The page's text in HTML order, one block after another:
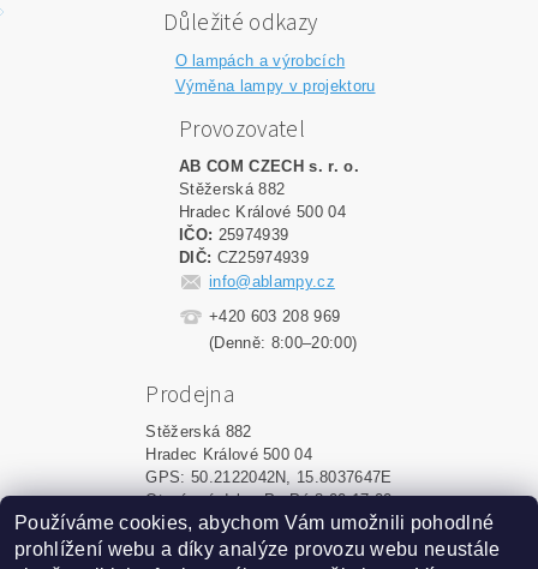
Důležité odkazy
O lampách a výrobcích
Výměna lampy v projektoru
Provozovatel
AB COM CZECH s. r. o.
Stěžerská 882
Hradec Králové 500 04
IČO: 25974939
DIČ: CZ25974939
info@ablampy.cz
+420 603 208 969
(Denně: 8:00–20:00)
Prodejna
Stěžerská 882
Hradec Králové 500 04
GPS: 50.2122042N, 15.8037647E
Otevírací doba: Po-Pá 8:00-17:00
Používáme cookies, abychom Vám umožnili pohodlné
prohlížení webu a díky analýze provozu webu neustále